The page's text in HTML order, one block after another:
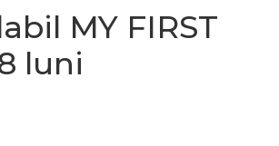
MY FIRST
luni